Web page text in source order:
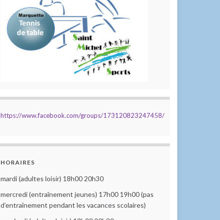
https://www.facebook.com/groups/173120823247458/
HORAIRES
mardi (adultes loisir) 18h00 20h30
mercredi (entraînement jeunes) 17h00 19h00 (pas
d’entraînement pendant les vacances scolaires)